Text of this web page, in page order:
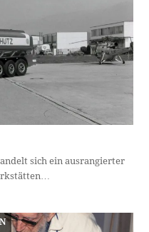
sich ein ausrangierter